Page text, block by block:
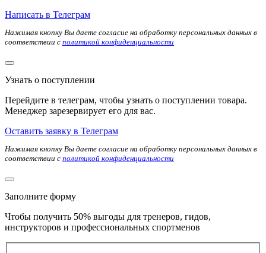
Написать в Телеграм
Нажимая кнопку Вы даете согласие на обработку персональных данных в
соответствии с политикой конфиденциальности
Узнать о поступлении
Перейдите в телеграм, чтобы узнать о поступлении товара.
Менеджер зарезервирует его для вас.
Оставить заявку в Телеграм
Нажимая кнопку Вы даете согласие на обработку персональных данных в
соответствии с политикой конфиденциальности
Заполните форму
Чтобы получить 50% выгоды для тренеров, гидов,
инструкторов и профессиональных спортменов